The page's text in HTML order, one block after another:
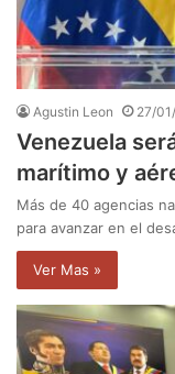
Agustin Leon 27/
Venezuela
marítimo y
Más de 40 agencias
para avanzar en el
Ver Mas »